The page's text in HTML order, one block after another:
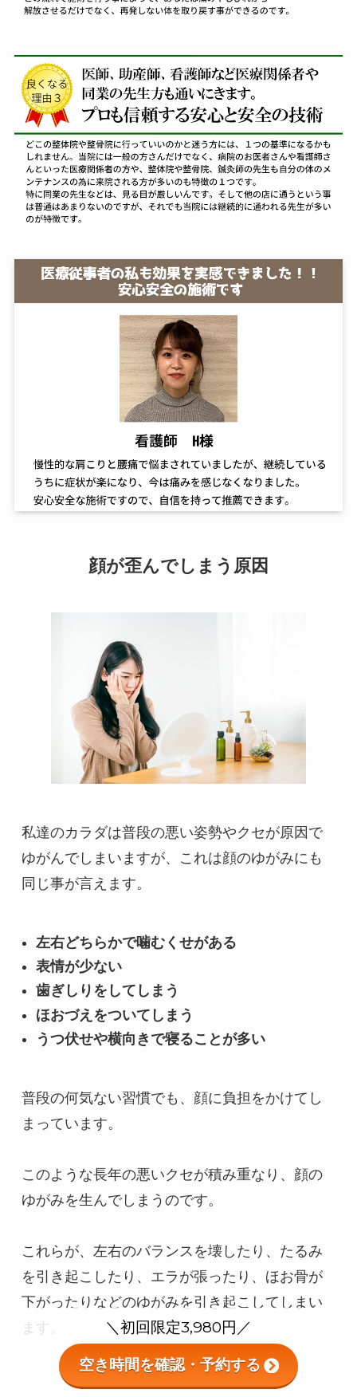
顔が歪んでしまう原因
私達のカラダは普段の悪い姿勢やクセが原因で
ゆがんでしまいますが、これは顔のゆがみにも
同じ事が言えます。
左右どちらかで噛むくせがある
表情が少ない
歯ぎしりをしてしまう
ほおづえをついてしまう
うつ伏せや横向きで寝ることが多い
普段の何気ない習慣でも、顔に負担をかけてし
まっています。
このような長年の悪いクセが積み重なり、顔の
ゆがみを生んでしまうのです。
これらが、左右のバランスを壊したり、たるみ
を引き起こしたり、エラが張ったり、ほお骨が
下がったりなどのゆがみを引き起こしてしまい
ます。
＼初回限定3,980円／
空き時間を確認・予約する